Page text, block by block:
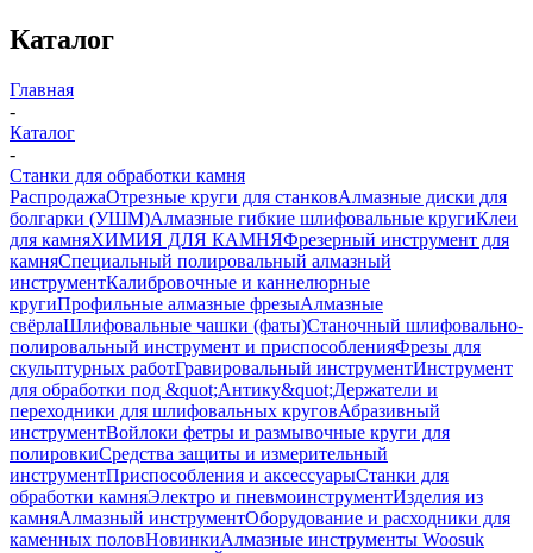
Каталог
Главная
-
Каталог
-
Станки для обработки камня
РаспродажаОтрезные круги для станковАлмазные диски для
болгарки (УШМ)Алмазные гибкие шлифовальные кругиКлеи
для камняХИМИЯ ДЛЯ КАМНЯФрезерный инструмент для
камняСпециальный полировальный алмазный
инструментКалибровочные и каннелюрные
кругиПрофильные алмазные фрезыАлмазные
свёрлаШлифовальные чашки (фаты)Станочный шлифовально-
полировальный инструмент и приспособленияФрезы для
скульптурных работГравировальный инструментИнструмент
для обработки под &quot;Антику&quot;Держатели и
переходники для шлифовальных круговАбразивный
инструментВойлоки фетры и размывочные круги для
полировкиСредства защиты и измерительный
инструментПриспособления и аксессуарыСтанки для
обработки камняЭлектро и пневмоинструментИзделия из
камняАлмазный инструментОборудование и расходники для
каменных половНовинкиАлмазные инструменты Woosuk